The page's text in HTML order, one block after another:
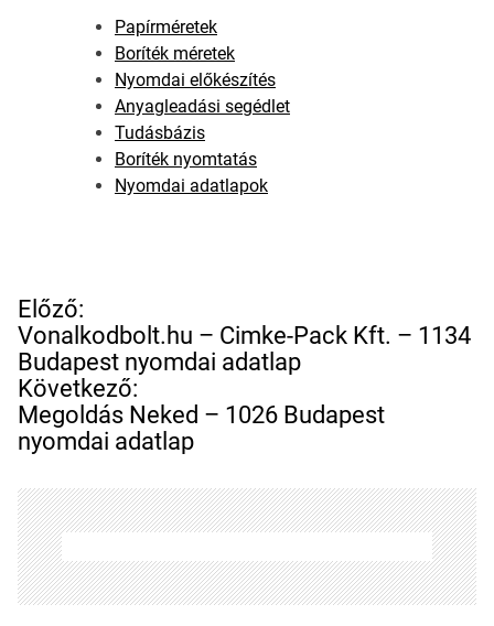
Papírméretek
Boríték méretek
Nyomdai előkészítés
Anyagleadási segédlet
Tudásbázis
Boríték nyomtatás
Nyomdai adatlapok
B
e
j
e
g
y
z
é
s
n
a
v
Előző:
Vonalkodbolt.hu – Cimke-Pack Kft. – 1134
Budapest nyomdai adatlap
Következő:
Megoldás Neked – 1026 Budapest
nyomdai adatlap